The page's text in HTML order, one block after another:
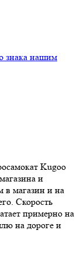
Kugoo
и
в магазин и на
Скорость
примерно на
на дороге и